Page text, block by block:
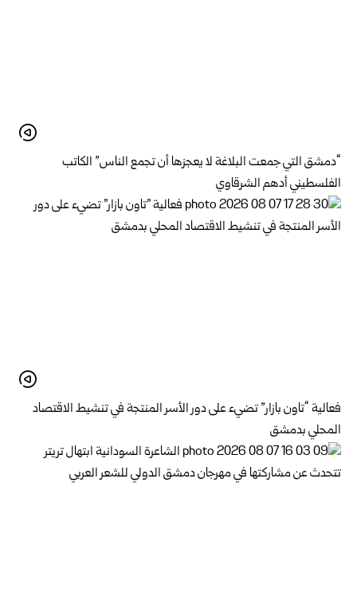
“دمشق التي جمعت البلاغة لا يعجزها أن تجمع الناس” الكاتب
الفلسطيني أدهم الشرقاوي
فعالية “تاون بازار” تضيء على دور الأسر المنتجة في تنشيط الاقتصاد
المحلي بدمشق